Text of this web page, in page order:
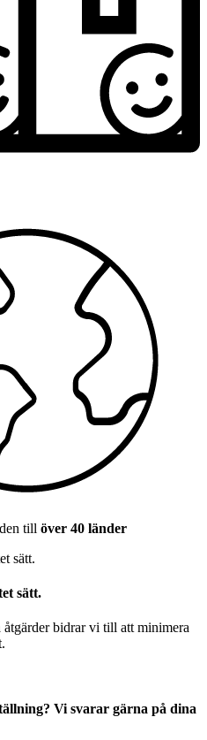
till över 40 länder
sätt.
bidrar vi till att minimera
Vi svarar gärna på dina